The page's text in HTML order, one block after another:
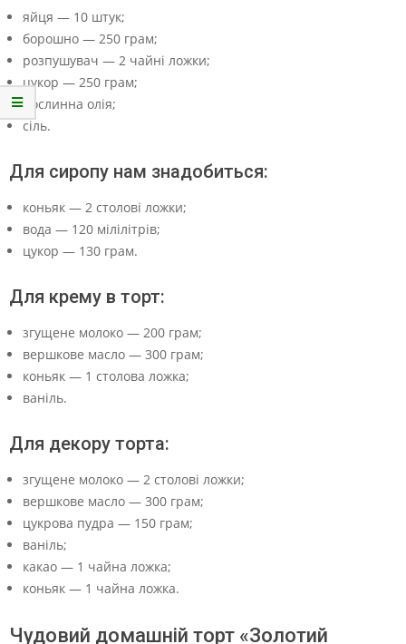
яйця — 10 штук;
борошно — 250 грам;
розпушувач — 2 чайні ложки;
цукор — 250 грам;
рослинна олія;
сіль.
Для сиропу нам знадобиться:
коньяк — 2 столові ложки;
вода — 120 мілілітрів;
цукор — 130 грам.
Для крему в торт:
згущене молоко — 200 грам;
вершкове масло — 300 грам;
коньяк — 1 столова ложка;
ваніль.
Для декору торта:
згущене молоко — 2 столові ложки;
вершкове масло — 300 грам;
цукрова пудра — 150 грам;
ваніль;
какао — 1 чайна ложка;
коньяк — 1 чайна ложка.
Чудовий домашній торт «Золотий